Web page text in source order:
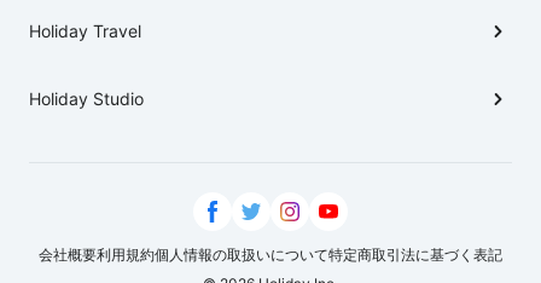
Holiday Travel
Holiday Studio
会社概要利用規約個人情報の取扱いについて特定商取引法に基づく表記